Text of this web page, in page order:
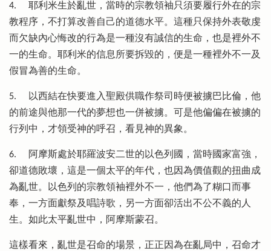
4. 耶利米生於亂世，當時的宗教領袖只須要履行外在的宗
教程序，不打算改善自己的道德水平。這種只保持外表敬虔
而欠缺內心悔改的行為是一種沒有誠信的生命，也是裡外不
一的生命。耶利米的信息所要拆毀的，便是一種裡外不一及
假冒為善的生命。
5. 以西結在快要進入聖殿供職作祭司時便被擄巴比倫，他
的前途與他那一代的夢想也一併被擄。可是他偏偏在被擄的
行列中，才領受神的呼召，看見神的異象。
6. 阿摩斯處於耶羅波安二世的以色列國，當時國家富強，
卻道德敗壞，這是一個太平的年代，也因為價值觀的扭曲成
為亂世。以色列的宗教領袖裡外不一，他們為了糊口而事
奉，一方面獻祭及唱詩歌，另一方面卻活出不公不義的人
生。如此太平亂世中，阿摩斯蒙召。
這樣看來，亂世是召命的場景，正正因為在亂局中，召命才